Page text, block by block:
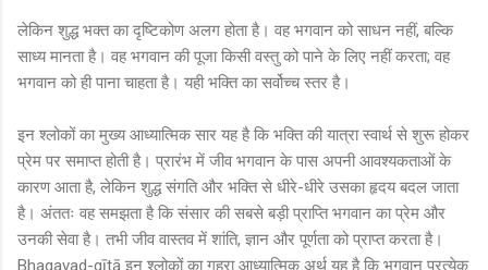
लेकिन शुद्ध भक्त का दृष्टिकोण अलग होता है। वह भगवान को साधन नहीं, बल्कि
साध्य मानता है। वह भगवान की पूजा किसी वस्तु को पाने के लिए नहीं करता; वह
भगवान को ही पाना चाहता है। यही भक्ति का सर्वोच्च स्तर है।
इन श्लोकों का मुख्य आध्यात्मिक सार यह है कि भक्ति की यात्रा स्वार्थ से शुरू होकर
प्रेम पर समाप्त होती है। प्रारंभ में जीव भगवान के पास अपनी आवश्यकताओं के
कारण आता है, लेकिन शुद्ध संगति और भक्ति से धीरे-धीरे उसका हृदय बदल जाता
है। अंततः वह समझता है कि संसार की सबसे बड़ी प्राप्ति भगवान का प्रेम और
उनकी सेवा है। तभी जीव वास्तव में शांति, ज्ञान और पूर्णता को प्राप्त करता है।
Bhagavad-gītā इन श्लोकों का गहरा आध्यात्मिक अर्थ यह है कि भगवान प्रत्येक